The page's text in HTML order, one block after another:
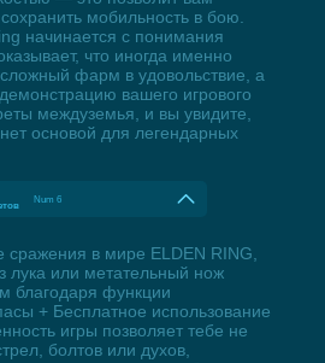
мобильность в бою.
начинается с понимания
что иногда именно
фарм в удовольствие, а
вашего игрового
междуземья, и вы увидите,
основой для легендарных
Num 6
сражения в мире ELDEN RING,
лука или метательный нож
благодаря функции
+ Бесплатное использование
игры позволяет тебе не
болтов или духов,